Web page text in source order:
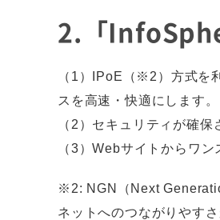
2.「
（1）IPoE（※2）方式を
スを高速・快適にします。
（2）セキュリティが確
（3）Webサイトからワ
※2: NGN（Next
ネットへのつながりやす